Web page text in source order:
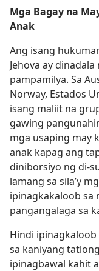
Mga Bagay na
Anak
Ang isang
Jehova ay
pampamilya. Sa
Norway, Estados
isang maliit na
gawing
mga usaping may
anak kapag ang
diniborsiyo ng di-
lamang sa sila’y
ipinagkakaloob sa
pangangalaga sa
Hindi ipinagkaloob
sa kaniyang
ipinagbawal kahit